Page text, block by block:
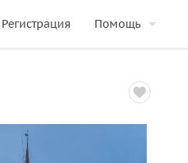
Регистрация Помощь